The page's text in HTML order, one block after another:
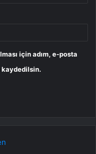
için adım, e-posta
kaydedilsin.